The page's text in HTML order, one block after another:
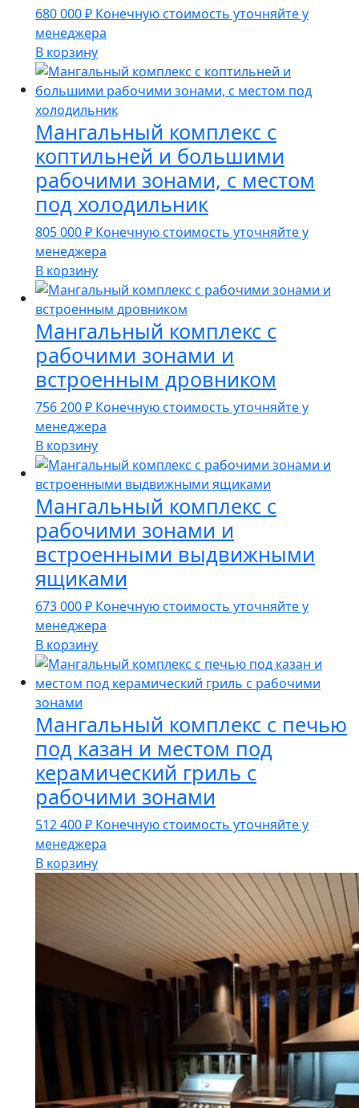
680 000₽ Конечную стоимость уточняйте у
менеджера
В корзину
Мангальный комплекс с
коптильней и большими
рабочими зонами, с местом
под холодильник
805 000₽ Конечную стоимость уточняйте у
менеджера
В корзину
Мангальный комплекс с
рабочими зонами и
встроенным дровником
756 200₽ Конечную стоимость уточняйте у
менеджера
В корзину
Мангальный комплекс с
рабочими зонами и
встроенными выдвижными
ящиками
673 000₽ Конечную стоимость уточняйте у
менеджера
В корзину
Мангальный комплекс с печью
под казан и местом под
керамический гриль с
рабочими зонами
512 400₽ Конечную стоимость уточняйте у
менеджера
В корзину